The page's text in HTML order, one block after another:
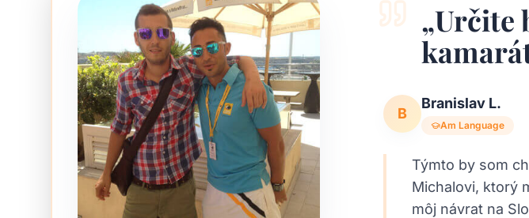
„Určite
B
Branislav L.
Am Language
Týmto by som
Michalovi, ktorý
môj návrat na